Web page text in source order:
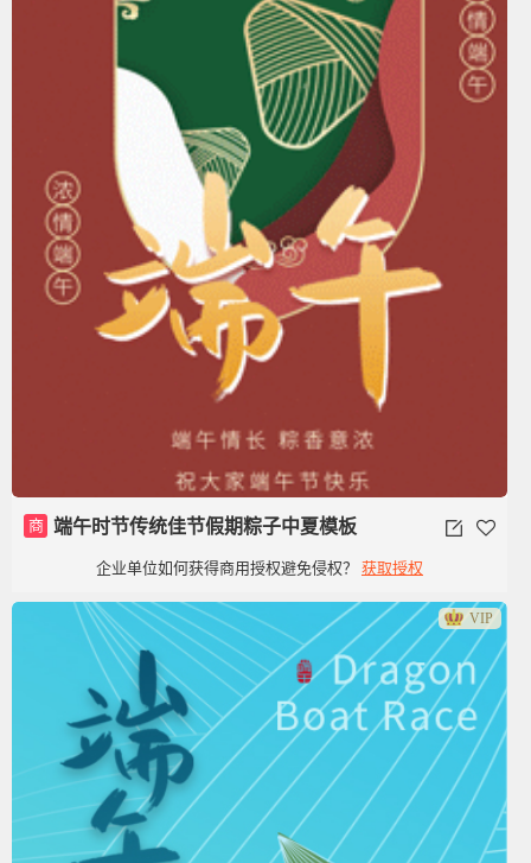
商 端午时节传统佳节假期粽子中夏模板
企业单位如何获得商用授权避免侵权？ 获取授权
VIP